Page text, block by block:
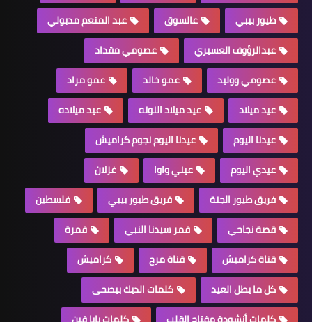
طيور بيبي
عالسوق
عبد المنعم مدبولي
عبدالرؤوف العسيري
عصومي مقداد
عصومي ووليد
عمو خالد
عمو مراد
عيد ميلاد
عيد ميلاد النونه
عيد ميلاده
عيدنا اليوم
عيدنا اليوم نجوم كراميش
عيدي اليوم
عيني واوا
غزلان
فريق طيور الجنة
فريق طيور بيبي
فلسطين
قصة نجاحي
قمر سيدنا النبي
قمرة
قناة كراميش
قناة مرح
كراميش
كل ما يطل العيد
كلمات الديك بيصحى